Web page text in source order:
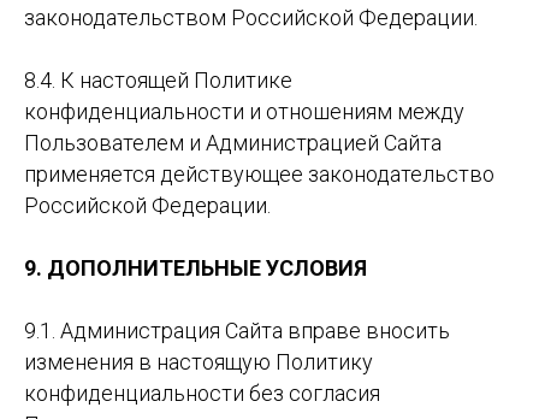
законодательством Российской Федерации.
8.4. К настоящей Политике
конфиденциальности и отношениям между
Пользователем и Администрацией Сайта
применяется действующее законодательство
Российской Федерации.
9. ДОПОЛНИТЕЛЬНЫЕ УСЛОВИЯ
9.1. Администрация Сайта вправе вносить
изменения в настоящую Политику
конфиденциальности без согласия